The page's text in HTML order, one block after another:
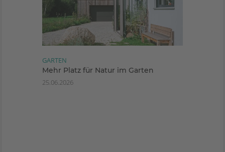
GARTEN
Mehr Platz für Natur im Garten
25.06.2026